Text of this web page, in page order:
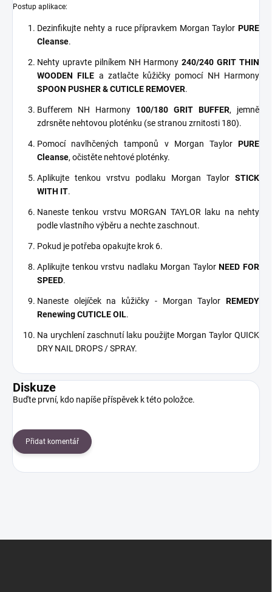
Postup aplikace:
Dezinfikujte nehty a ruce přípravkem Morgan Taylor PURE
Cleanse.
Nehty upravte pilníkem NH Harmony240/240 GRIT THIN
WOODEN FILE a zatlačte kůžičky pomocí NH Harmony
SPOON PUSHER & CUTICLE REMOVER.
Bufferem NH Harmony 100/180 GRIT BUFFER, jemně
zdrsněte nehtovou ploténku (se stranou zrnitosti 180).
Pomocí navlhčených tamponů v Morgan Taylor PURE
Cleanse, očistěte nehtové ploténky.
Aplikujte tenkou vrstvu podlaku Morgan Taylor STICK
WITH IT.
Naneste tenkou vrstvu MORGAN TAYLOR laku na nehty
podle vlastního výběru a nechte zaschnout.
Pokud je potřeba opakujte krok 6.
Aplikujte tenkou vrstvu nadlaku Morgan TaylorNEED FOR
SPEED.
Naneste olejíček na kůžičky - Morgan Taylor REMEDY
Renewing CUTICLE OIL.
Na urychlení zaschnutí laku použijte Morgan Taylor QUICK
DRY NAIL DROPS / SPRAY.
Diskuze
Buďte první, kdo napíše příspěvek k této položce.
Přidat komentář